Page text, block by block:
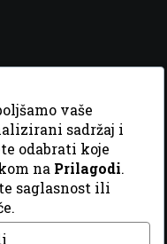
DizajnGordonDM
vaše
sadržaj i
odabrati koje
na Prilagodi.
saglasnost ili